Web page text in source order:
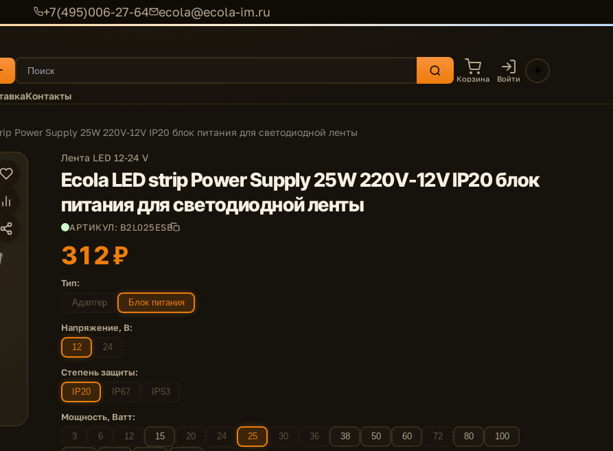
+7(495)006-27-64 ecola@ecola-im.ru
Корзина Войти
Контакты
Power Supply 25W 220V-12V IP20 блок питания для светодиодной ленты
Лента LED 12-24 V
Ecola LED strip Power Supply 25W 220V-12V IP20 блок
питания для светодиодной ленты
АРТИКУЛ: B2L025ESB
312 ₽
Тип:
Адаптер Блок питания
Напряжение, В:
12 24
Степень защиты:
IP20 IP67 IP53
Мощность, Ватт:
3 6 12 15 20 24 25 30 36 38 50 60 72 80
100